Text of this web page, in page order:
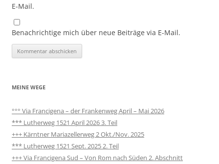
E-Mail.
Benachrichtige mich über neue Beiträge via E-Mail.
MEINE WEGE
°°° Via Francigena – der Frankenweg April – Mai 2026
*** Lutherweg 1521 April 2026 3. Teil
+++ Kärntner Mariazellerweg 2 Okt./Nov. 2025
*** Lutherweg 1521 Sept. 2025 2. Teil
+++ Via Francigena Sud – Von Rom nach Süden 2. Abschnitt